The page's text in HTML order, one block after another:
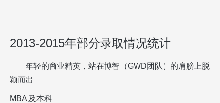
2013-2015年部分录取情况统计
年轻的商业精英，站在博智（GWD团队）的肩膀上脱
颖而出
MBA 及本科